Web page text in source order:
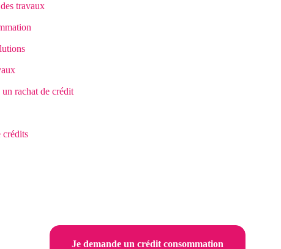
travaux
rachat de crédit
crédits
Je demande un crédit consommation